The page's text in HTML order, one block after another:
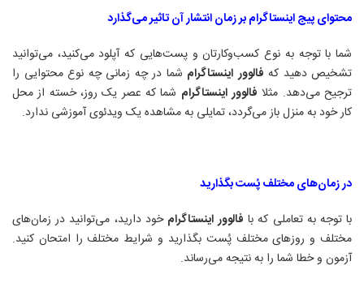
محتوای پیج اینستاگرام بر زمان انتشار آن تاثیر می‌گذارد
شما با توجه به نوع‌ کسب‌وکارتان و پست‌هایی که آپلود می‌کنید، می‌توانید
تشخیص دهید که فالوور اینستاگرام شما در چه زمانی چه نوع محتوایی را
ترجیح می‌دهد. مثلا فالوور اینستاگرام شما که عصر یک روز، خسته از محل
کار خود به منزل باز می‌گردد، تمایلی به مشاهده یک ویدئوی آموزشی ندارد.
در زمان‌های مختلف پُست بگذارید
با توجه به تعاملی که با فالوور اینستاگرام خود دارید، می‌توانید در زمان‌های
مختلف و روزهای مختلف پُست بگذارید و شرایط مختلف را امتحان کنید.
آزمون و خطا شما را به نتیجه می‌رساند.